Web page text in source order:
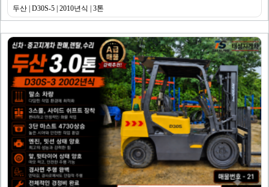
두산 | D30S-5 | 2010년식 | 3톤